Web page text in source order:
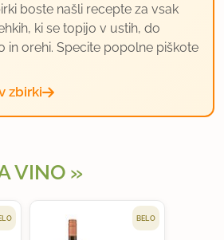
boste našli recepte za vsak
ki se topijo v ustih, do
in orehi. Specite popolne piškote
zbirki
VINO
BELO